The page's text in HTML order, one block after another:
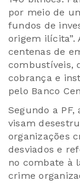
por meio de
fundos de
origem ilícita”.
centenas de
combustíveis,
cobrança e
pelo Banco
Segundo a PF,
visam
organizações
desviados e
no combate à
crime